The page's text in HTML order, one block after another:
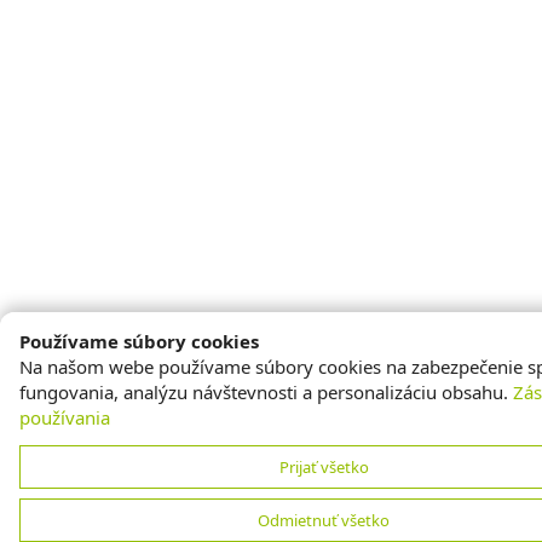
Používame súbory cookies
Na našom webe používame súbory cookies na zabezpečenie
fungovania, analýzu návštevnosti a personalizáciu obsahu.
používania
Prijať všetko
Odmietnuť všetko